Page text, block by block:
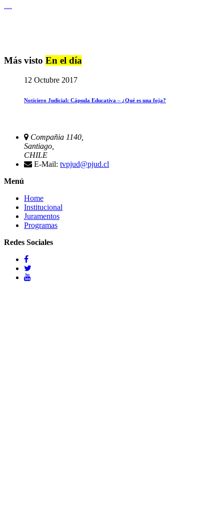
Más visto En el día
12 Octubre 2017
Noticiero Judicial: Cápsula Educativa – ¿Qué es una foja?
Compañia 1140,
Santiago,
CHILE
E-Mail: tvpjud@pjud.cl
Menú
Home
Institucional
Juramentos
Programas
Redes Sociales